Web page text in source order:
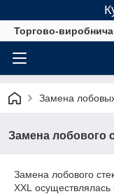
Торгово-
Замена
Замена лобового
Замена лобового
XXL